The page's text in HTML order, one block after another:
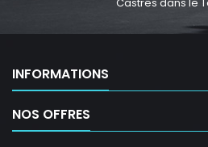
INFORMATIONS
NOS OFFRES